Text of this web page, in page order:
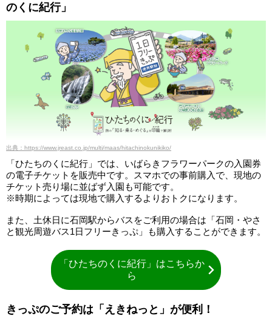
のくに紀行」
出典：https://www.jreast.co.jp/multi/maas/hitachinokunikiko/
「ひたちのくに紀行」では、いばらきフラワーパークの入園券
の電子チケットを販売中です。スマホでの事前購入で、現地の
チケット売り場に並ばず入園も可能です。
※時期によっては現地で購入するよりおトクになります。
また、土休日に石岡駅からバスをご利用の場合は「石岡・やさ
と観光周遊バス1日フリーきっぷ」も購入することができます。
「ひたちのくに紀行」はこちらか
ら
きっぷのご予約は「えきねっと」が便利！